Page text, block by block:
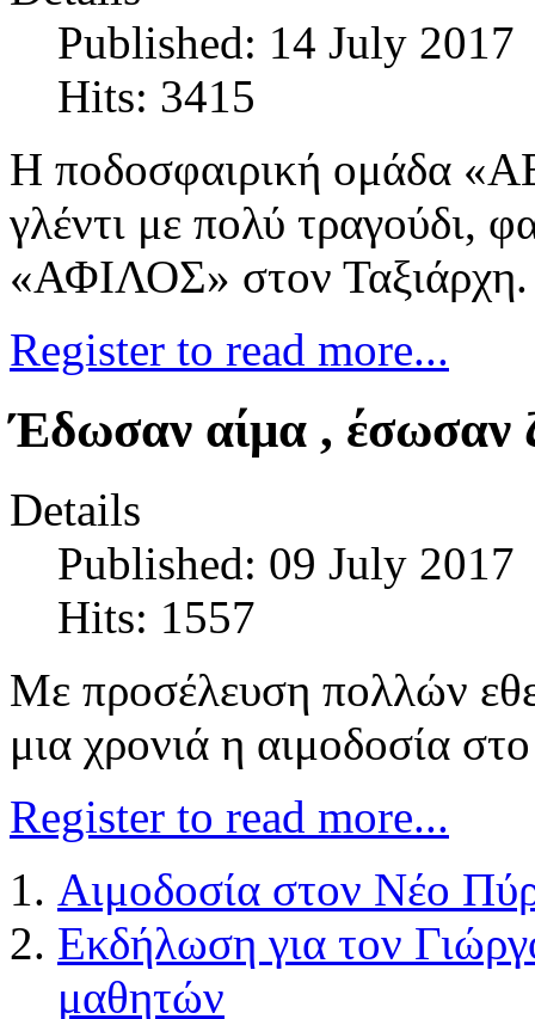
Published: 14 July 2017
Hits: 3415
H ποδοσφαιρική ομάδα
γλέντι με πολύ τραγούδι,
«ΑΦΙΛΟΣ» στον Ταξιάρχη.
Register to read more...
Έδωσαν αίμα , έσωσαν
Details
Published: 09 July 2017
Hits: 1557
Με προσέλευση πολλών
μια χρονιά η αιμοδοσία
Register to read more...
Αιμοδοσία στον Νέο
Εκδήλωση για τον
μαθητών